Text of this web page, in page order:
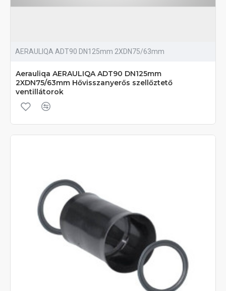
AERAULIQA ADT90 DN125mm 2XDN75/63mm
Aerauliqa AERAULIQA ADT90 DN125mm
2XDN75/63mm Hővisszanyerős szellőztető
ventillátorok